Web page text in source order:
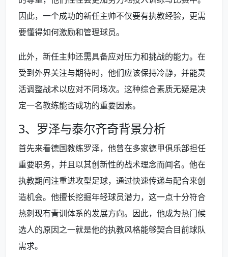
因此，一个成功的新任主帅不仅要有执教经验，更需
要懂得如何激励和管理球员。
此外，新任主帅还需具备应对压力和挑战的能力。在
受到外界关注与期待时，他们应该保持冷静，并能灵
活调整战术以应对不同场次。这种综合素质无疑是决
定一名教练能否成功的重要因素。
3、罗泽与泰尔齐奇背景分析
首先来看德国教练罗泽，他曾在多家德甲俱乐部担任
重要职务，并且以其创新性的战术理念而闻名。他在
执教期间注重进攻型足球，通过快速传递与配合来创
造机会。他擅长挖掘年轻球员潜力，这一点十分符合
热刺现有青训体系的发展方向。因此，他成为热门候
选人的原因之一就是他的执教风格能够契合目前球队
需求。